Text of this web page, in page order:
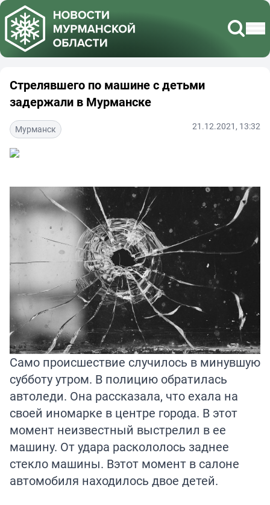
Стрелявшего по машине с детьми
задержали в Мурманске
Мурманск 21.12.2021, 13:32
Само происшествие случилось в минувшую
субботу утром. В полицию обратилась
автоледи. Она рассказала, что ехала на
своей иномарке в центре города. В этот
момент неизвестный выстрелил в ее
машину. От удара раскололось заднее
стекло машины. Вэтот момент в салоне
автомобиля находилось двое детей.